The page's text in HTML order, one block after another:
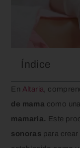
Índice
En Altaria ,
de mama como
mamaria. Este
sonoras para